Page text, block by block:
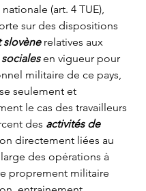
(art. 4 TUE),
sur des dispositions
slovène relatives aux
en vigueur pour
militaire de ce pays,
seulement et
le cas des travailleurs
des activités de
directement liées au
des opérations à
proprement militaire